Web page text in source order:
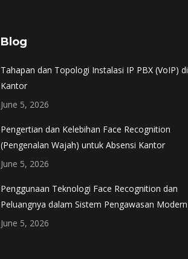
Blog
Tahapan dan Topologi Instalasi IP PBX (VoIP) di
Kantor
June 5, 2026
Pengertian dan Kelebihan Face Recognition
(Pengenalan Wajah) untuk Absensi Kantor
June 5, 2026
Penggunaan Teknologi Face Recognition dan
Peluangnya dalam Sistem Pengawasan Modern
June 5, 2026